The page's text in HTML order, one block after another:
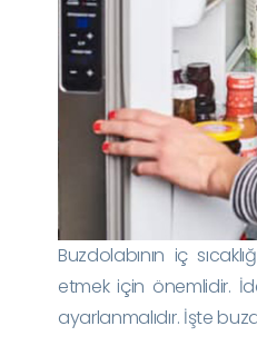
Buzdolabının iç
etmek için önemlidir.
ayarlanmalıdır. İşte